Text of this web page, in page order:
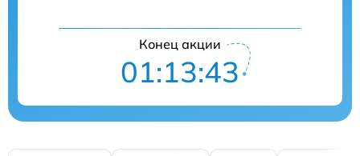
Конец акции
01:13:42